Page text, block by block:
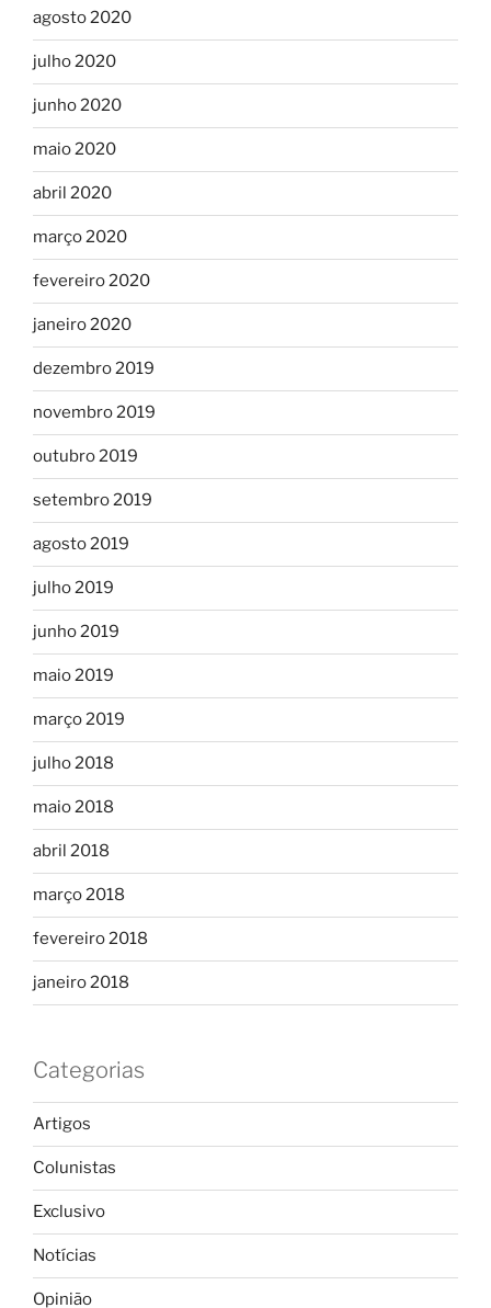
agosto 2020
julho 2020
junho 2020
maio 2020
abril 2020
março 2020
fevereiro 2020
janeiro 2020
dezembro 2019
novembro 2019
outubro 2019
setembro 2019
agosto 2019
julho 2019
junho 2019
maio 2019
março 2019
julho 2018
maio 2018
abril 2018
março 2018
fevereiro 2018
janeiro 2018
Categorias
Artigos
Colunistas
Exclusivo
Notícias
Opinião